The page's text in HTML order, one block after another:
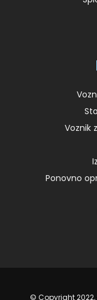
Voznik
Ponovno
© Copyright